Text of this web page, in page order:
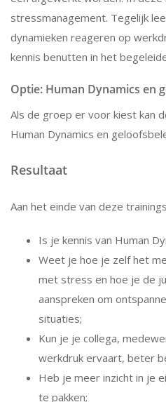
stressmanagement. Tegelijk
dynamieken reageren op
kennis benutten in het
Optie: Human Dynamics en
Als de groep er voor kiest kan
Human Dynamics en
Resultaat
Aan het einde van deze
Is je kennis van Human
Weet je hoe je zelf het
met stress en hoe je de
aanspreken om
situaties;
Kun je je collega,
werkdruk ervaart, beter
Heb je meer inzicht in je
te pakken;